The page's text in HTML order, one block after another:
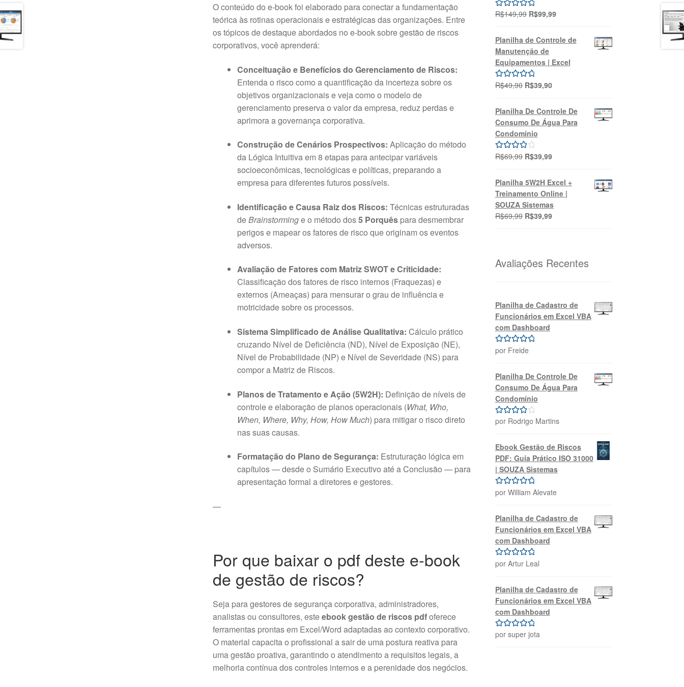
O conteúdo do e-book foi elaborado para conectar a fundamentação
teórica às rotinas operacionais e estratégicas das organizações. Entre
os tópicos de destaque abordados no e-book sobre gestão de riscos
corporativos, você aprenderá:
Conceituação e Benefícios do Gerenciamento de Riscos:
Entenda o risco como a quantificação da incerteza sobre os
objetivos organizacionais e veja como o modelo de
gerenciamento preserva o valor da empresa, reduz perdas e
aprimora a governança corporativa.
Construção de Cenários Prospectivos: Aplicação do método
da Lógica Intuitiva em 8 etapas para antecipar variáveis
socioeconômicas, tecnológicas e políticas, preparando a
empresa para diferentes futuros possíveis.
Identificação e Causa Raiz dos Riscos: Técnicas estruturadas
deBrainstorminge o método dos5 Porquêspara desmembrar
perigos e mapear os fatores de risco que originam os eventos
adversos.
Avaliação de Fatores com Matriz SWOT e Criticidade:
Classificação dos fatores de risco internos (Fraquezas) e
externos (Ameaças) para mensurar o grau de influência e
motricidade sobre os processos.
Sistema Simplificado de Análise Qualitativa: Cálculo prático
cruzando Nível de Deficiência (ND), Nível de Exposição (NE),
Nível de Probabilidade (NP) e Nível de Severidade (NS) para
compor a Matriz de Riscos.
Planos de Tratamento e Ação (5W2H): Definição de níveis de
controle e elaboração de planos operacionais (What, Who,
When, Where, Why, How, How Much) para mitigar o risco direto
nas suas causas.
Formatação do Plano de Segurança: Estruturação lógica em
capítulos — desde o Sumário Executivo até a Conclusão — para
apresentação formal a diretores e gestores.
—
Por que baixar o pdf deste e-book
de gestão de riscos?
Seja para gestores de segurança corporativa, administradores,
analistas ou consultores, esteebook gestão de riscos pdfoferece
ferramentas prontas em Excel/Word adaptadas ao contexto corporativo.
O material capacita o profissional a sair de uma postura reativa para
uma gestão proativa, garantindo o atendimento a requisitos legais, a
melhoria contínua dos controles internos e a perenidade dos negócios.
Avaliação
R$149,99 O
original
era:
R$149,99.
R$99,99O
atual
é:
R$99,99.
Planilha de Controle de
Manutenção de
Equipamentos | Excel
Avaliação
R$49,90 O
original
era:
R$49,90.
R$39,90O
atual
é:
R$39,90.
Planilha De Controle De
Consumo De Água Para
Condomínio
Avaliação
R$69,99 O
original
era:
R$69,99.
R$39,99O
atual
é:
R$39,99.
Planilha 5W2H Excel +
Treinamento Online |
SOUZA Sistemas
R$69,99 O
R$69,99.
R$39,99O
R$39,99.
Avaliações Recentes
Planilha de Cadastro de
Funcionários em Excel VBA
com Dashboard
Avaliação5
por Freide
Planilha De Controle De
Consumo De Água Para
Condomínio
Avaliação
por Rodrigo Martins
Ebook Gestão de Riscos
PDF: Guia Prático ISO 31000
| SOUZA Sistemas
Avaliação5
por William Alevate
Planilha de Cadastro de
Funcionários em Excel VBA
com Dashboard
Avaliação 5
por Artur Leal
Planilha de Cadastro de
Funcionários em Excel VBA
com Dashboard
Avaliação5
por super jota